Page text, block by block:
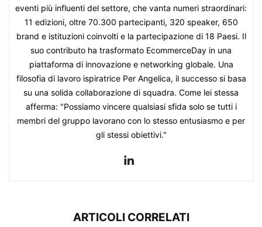
eventi più influenti del settore, che vanta numeri straordinari:
11 edizioni, oltre 70.300 partecipanti, 320 speaker, 650
brand e istituzioni coinvolti e la partecipazione di 18 Paesi. Il
suo contributo ha trasformato EcommerceDay in una
piattaforma di innovazione e networking globale. Una
filosofia di lavoro ispiratrice Per Angelica, il successo si basa
su una solida collaborazione di squadra. Come lei stessa
afferma: "Possiamo vincere qualsiasi sfida solo se tutti i
membri del gruppo lavorano con lo stesso entusiasmo e per
gli stessi obiettivi."
ARTICOLI CORRELATI